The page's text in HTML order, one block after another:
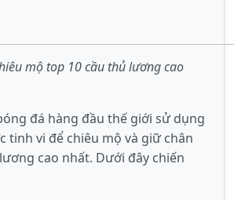
mộ top 10 cầu thủ lương cao
đá hàng đầu thế giới sử dụng
tinh vi để chiêu mộ và giữ chân
cao nhất. Dưới đây chiến